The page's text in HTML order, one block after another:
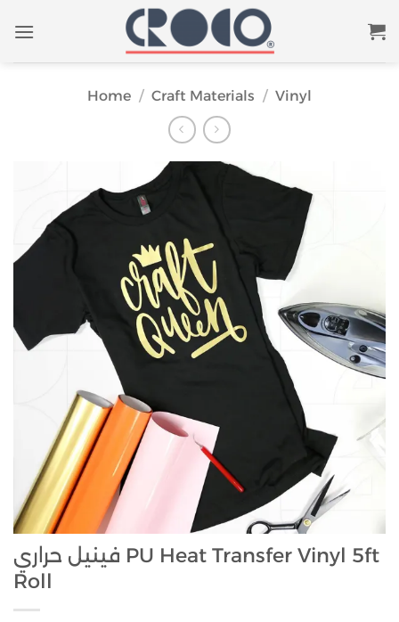
Home / Craft Materials / Vinyl
فينيل حراري PU Heat Transfer Vinyl 5ft
Roll